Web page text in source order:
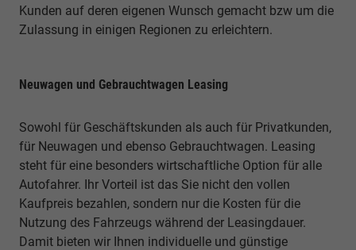
Kunden auf deren eigenen Wunsch gemacht bzw um die
Zulassung in einigen Regionen zu erleichtern.
Neuwagen und Gebrauchtwagen Leasing
Sowohl für Geschäftskunden als auch für Privatkunden,
für Neuwagen und ebenso Gebrauchtwagen. Leasing
steht für eine besonders wirtschaftliche Option für alle
Autofahrer. Ihr Vorteil ist das Sie nicht den vollen
Kaufpreis bezahlen, sondern nur die Kosten für die
Nutzung des Fahrzeugs während der Leasingdauer.
Damit bieten wir Ihnen individuelle und günstige